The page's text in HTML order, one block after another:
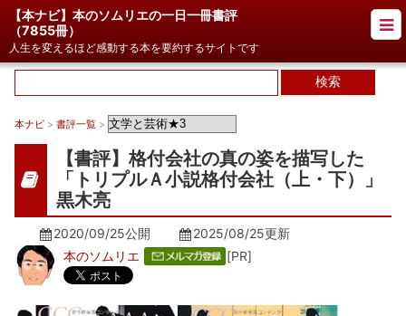
【本ナビ】本のソムリエの一日一冊書評
（7855冊）
人生を変えるほど感動する本を要約するサイトです
本ナビ > 書評一覧 >
【書評】格付会社の真の姿を描写した
「トリプルＡ小説格付会社（上・下）」
黒木亮
2020/09/25公開 2025/08/25更新
本のソムリエ
[PR]